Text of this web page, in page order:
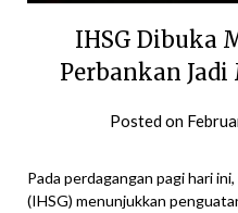
IHSG Dibuka
Perbankan
Posted on
Pada perdagangan pagi hari
(IHSG) menunjukkan